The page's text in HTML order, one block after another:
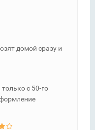
домой сразу и
с 50-го